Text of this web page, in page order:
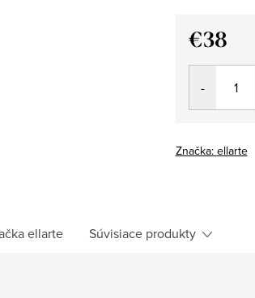
€38
Jednotková
Značka: ellarte
ellarte Súvisiace produkty